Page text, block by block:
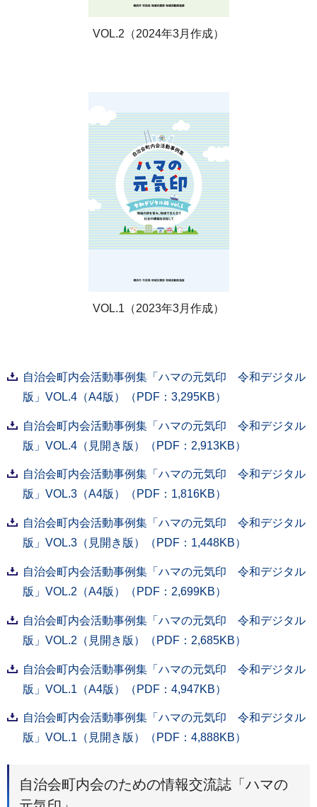
VOL.2（2024年3月作成）
VOL.1（2023年3月作成）
自治会町内会活動事例集「ハマの元気印 令和デジタル
版」VOL.4（A4版）（PDF：3,295KB）
自治会町内会活動事例集「ハマの元気印 令和デジタル
版」VOL.4（見開き版）（PDF：2,913KB）
自治会町内会活動事例集「ハマの元気印 令和デジタル
版」VOL.3（A4版）（PDF：1,816KB）
自治会町内会活動事例集「ハマの元気印 令和デジタル
版」VOL.3（見開き版）（PDF：1,448KB）
自治会町内会活動事例集「ハマの元気印 令和デジタル
版」VOL.2（A4版）（PDF：2,699KB）
自治会町内会活動事例集「ハマの元気印 令和デジタル
版」VOL.2（見開き版）（PDF：2,685KB）
自治会町内会活動事例集「ハマの元気印 令和デジタル
版」VOL.1（A4版）（PDF：4,947KB）
自治会町内会活動事例集「ハマの元気印 令和デジタル
版」VOL.1（見開き版）（PDF：4,888KB）
自治会町内会のための情報交流誌「ハマの